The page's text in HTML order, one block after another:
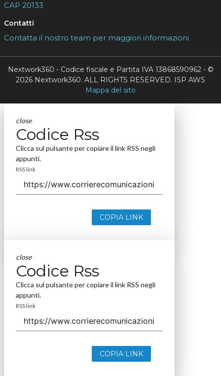
CAP 20133
Contatti
Contatta il nostro team per maggiori informazioni
Nextwork360 - Codice fiscale e Partita IVA 13868590962 - ©
2026 Nextwork360. ALL RIGHTS RESERVED. ISP AWS
Mappa del sito
close
Codice Rss
Clicca sul pulsante per copiare il link RSS negli
appunti.
RSS link
COPIA LINK
close
Codice Rss
Clicca sul pulsante per copiare il link RSS negli
appunti.
RSS link
COPIA LINK